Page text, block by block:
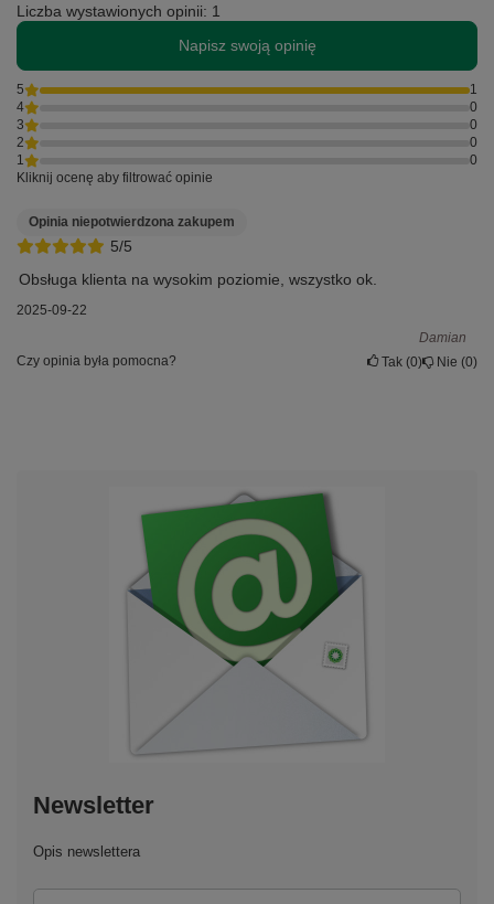
Liczba wystawionych opinii: 1
Napisz swoją opinię
5
1
4
0
3
0
2
0
1
0
Kliknij ocenę aby filtrować opinie
5/5
Opinia niepotwierdzona zakupem
Obsługa klienta na wysokim poziomie, wszystko ok.
2025-09-22
Damian
Czy opinia była pomocna?
Tak 0 Nie 0
Newsletter
Opis newslettera